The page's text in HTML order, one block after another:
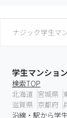
ナジック学生マ
学生マンショ
検索TOP
北海道 宮城県
滋賀県 京都府
沿線・駅から学